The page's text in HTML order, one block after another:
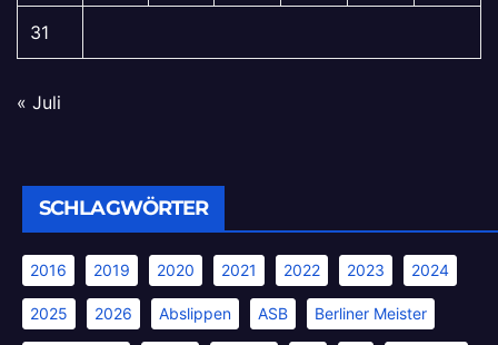
31
« Juli
SCHLAGWÖRTER
2016 2019 2020 2021 2022 2023 2024
2025 2026 Abslippen ASB Berliner Meister